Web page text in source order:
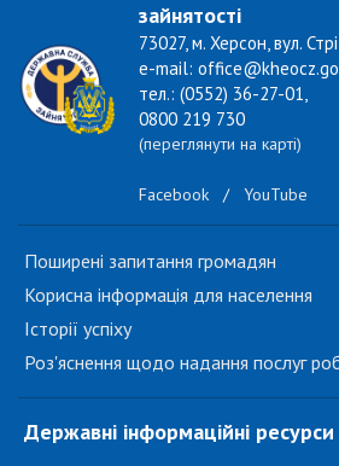
зайнятості
73027, м. Херсон, вул.
e-mail:
тел.: (0552) 36-27-01,
0800 219 730
(переглянути на карті)
Facebook / YouTube
Поширені запитання громадян
Корисна інформація для населення
Історії успіху
Роз'яснення щодо надання послуг
Державні інформаційні ресурси